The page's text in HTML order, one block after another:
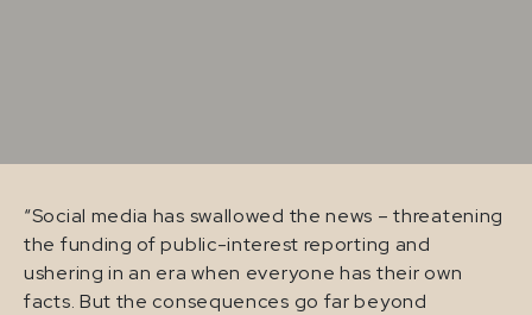
“Social media has swallowed the news – threatening
the funding of public-interest reporting and
ushering in an era when everyone has their own
facts. But the consequences go far beyond